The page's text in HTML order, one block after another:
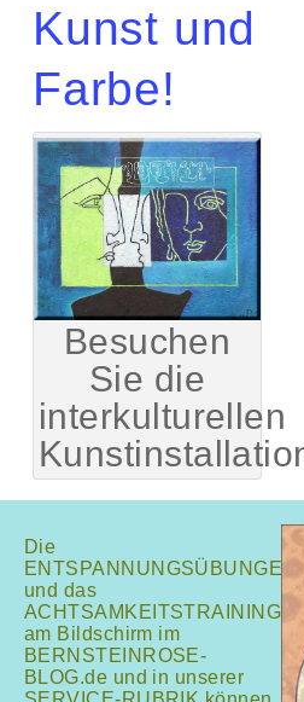
Kunst und
Farbe!
Besuchen
Sie die
interkulturellen
Die
ENTSPANNUNGSÜBUNGEN
und das
ACHTSAMKEITSTRAINING
am Bildschirm im
BERNSTEINROSE-
BLOG.de und in unserer